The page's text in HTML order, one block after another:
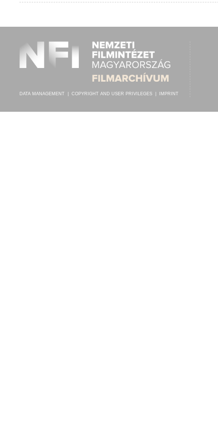
ARTIST: , MARTINY ZENEKAR
DATA MANAGEMENT COPYRIGHT AND USER PRIVILEGES IMPRINT